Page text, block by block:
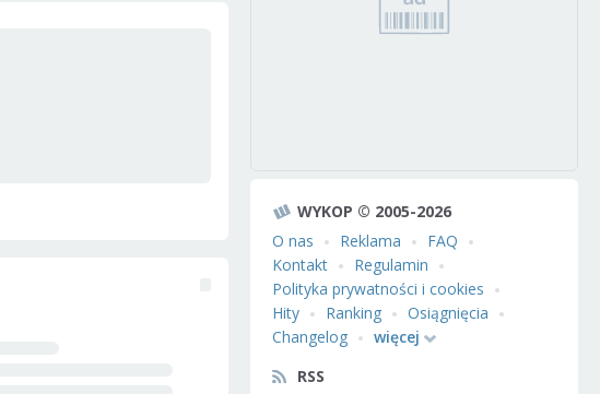
WYKOP © 2005-2026
O nas
Reklama
FAQ
Kontakt
Regulamin
Polityka prywatności i cookies
Hity
Ranking
Osiągnięcia
Changelog
więcej
RSS